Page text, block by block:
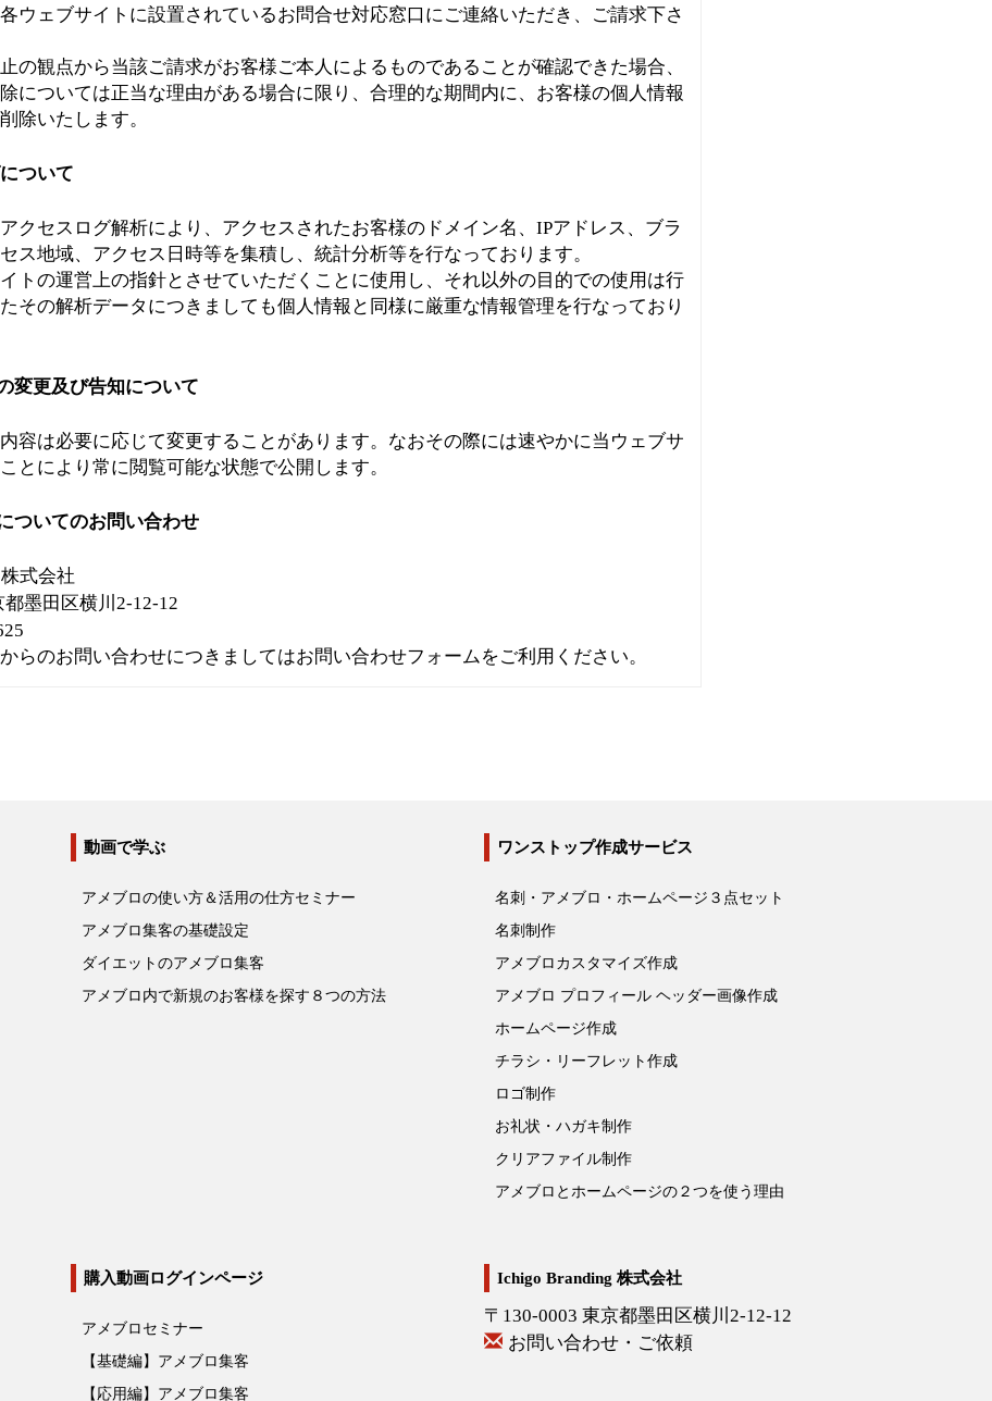
ウェブサイトに設置されているお問合せ対応窓口にご連絡いただき、ご請求下さ
の観点から当該ご請求がお客様ご本人によるものであることが確認できた場合、
については正当な理由がある場合に限り、合理的な期間内に、お客様の個人情報
除いたします。
ついて
クセスログ解析により、アクセスされたお客様のドメイン名、IPアドレス、ブラ
ス地域、アクセス日時等を集積し、統計分析等を行なっております。
トの運営上の指針とさせていただくことに使用し、それ以外の目的での使用は行
その解析データにつきましても個人情報と同様に厳重な情報管理を行なっており
変更及び告知について
容は必要に応じて変更することがあります。なおその際には速やかに当ウェブサ
とにより常に閲覧可能な状態で公開します。
ついてのお問い合わせ
式会社
墨田区横川 2-12-12
らのお問い合わせにつきましてはお問い合わせフォーム をご利用ください。
動画で学ぶ
アメブロの使い方＆活用の仕方セミナー
アメブロ集客の基礎設定
ダイエットのアメブロ集客
アメブロ内で新規のお客様を探す８つの方法
ワンストップ作成サービス
名刺・アメブロ・ホームページ３点セット
名刺制作
アメブロカスタマイズ作成
アメブロ プロフィール ヘッダー画像作成
ホームページ作成
チラシ・リーフレット作成
ロゴ制作
お礼状・ハガキ制作
クリアファイル制作
アメブロとホームページの２つを使う理由
購入動画ログインページ
アメブロセミナー
【基礎編】アメブロ集客
【応用編】アメブロ集客
Ichigo Branding 株式会社
〒130-0003 東京都墨田区横川2-12-12
お問い合わせ・ご依頼